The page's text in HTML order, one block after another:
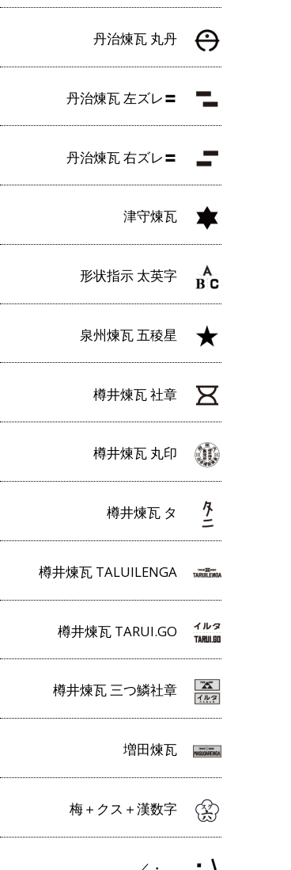
丹治煉瓦 丸丹
丹治煉瓦 左ズレ〓
丹治煉瓦 右ズレ〓
津守煉瓦
形状指示 太英字
泉州煉瓦 五稜星
樽井煉瓦 社章
樽井煉瓦 丸印
樽井煉瓦 タ
樽井煉瓦 TALUILENGA
樽井煉瓦 TARUI.GO
樽井煉瓦 三つ鱗社章
増田煉瓦
梅＋クス＋漢数字